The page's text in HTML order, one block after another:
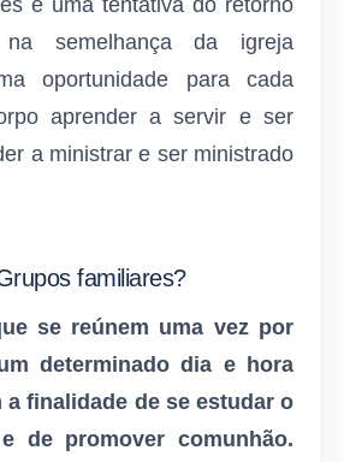
semelhança da igreja
oportunidade para cada
aprender a servir e ser
a ministrar e ser ministrado
familiares?
se reúnem uma vez por
determinado dia e hora
a finalidade de se estudar o
de promover comunhão.